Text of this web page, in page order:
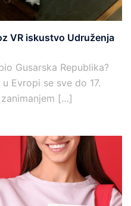
VR iskustvo Udruženja
Gusarska Republika?
Evropi se sve do 17.
[…]